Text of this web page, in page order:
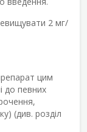
2 мг/
цим
до певних
(див. розділ